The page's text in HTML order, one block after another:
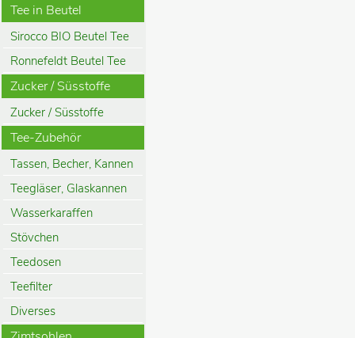
Tee in Beutel
Sirocco BIO Beutel Tee
Ronnefeldt Beutel Tee
Zucker / Süsstoffe
Zucker / Süsstoffe
Tee-Zubehör
Tassen, Becher, Kannen
Teegläser, Glaskannen
Wasserkaraffen
Stövchen
Teedosen
Teefilter
Diverses